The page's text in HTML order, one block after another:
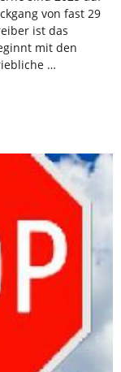
von fast 29
ist das
mit den
…